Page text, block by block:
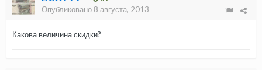
Опубликовано 8 августа, 2013
Какова величина скидки?